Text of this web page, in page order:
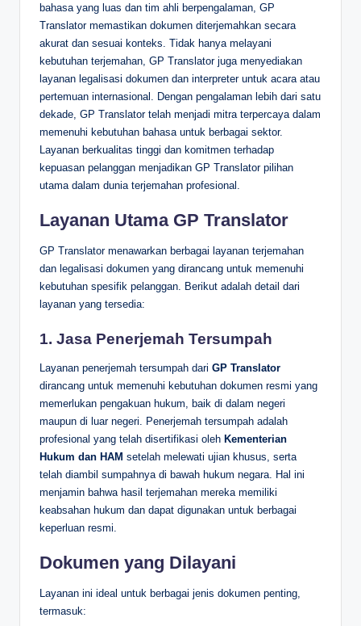
bahasa yang luas dan tim ahli berpengalaman, GP
Translator memastikan dokumen diterjemahkan secara
akurat dan sesuai konteks. Tidak hanya melayani
kebutuhan terjemahan, GP Translator juga menyediakan
layanan legalisasi dokumen dan interpreter untuk acara atau
pertemuan internasional. Dengan pengalaman lebih dari satu
dekade, GP Translator telah menjadi mitra terpercaya dalam
memenuhi kebutuhan bahasa untuk berbagai sektor.
Layanan berkualitas tinggi dan komitmen terhadap
kepuasan pelanggan menjadikan GP Translator pilihan
utama dalam dunia terjemahan profesional.
Layanan Utama GP Translator
GP Translator menawarkan berbagai layanan terjemahan
dan legalisasi dokumen yang dirancang untuk memenuhi
kebutuhan spesifik pelanggan. Berikut adalah detail dari
layanan yang tersedia:
1. Jasa Penerjemah Tersumpah
Layanan penerjemah tersumpah dari GP Translator
dirancang untuk memenuhi kebutuhan dokumen resmi yang
memerlukan pengakuan hukum, baik di dalam negeri
maupun di luar negeri. Penerjemah tersumpah adalah
profesional yang telah disertifikasi oleh Kementerian
Hukum dan HAM setelah melewati ujian khusus, serta
telah diambil sumpahnya di bawah hukum negara. Hal ini
menjamin bahwa hasil terjemahan mereka memiliki
keabsahan hukum dan dapat digunakan untuk berbagai
keperluan resmi.
Dokumen yang Dilayani
Layanan ini ideal untuk berbagai jenis dokumen penting,
termasuk: